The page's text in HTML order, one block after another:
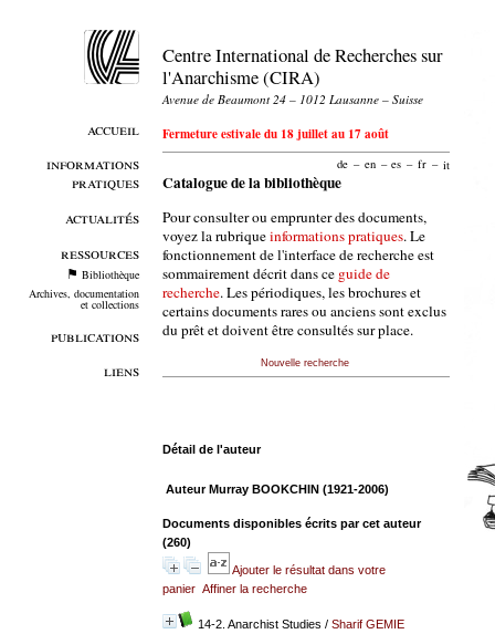
accueil
informations
pratiques
actualités
ressources
Bibliothèque
Archives, documentation
et collections
publications
liens
Centre International de Recherches sur
l'Anarchisme (CIRA)
Avenue de Beaumont 24 – 1012 Lausanne – Suisse
Fermeture estivale du 18 juillet au 17 août
de – en – es – fr – it
Catalogue de la bibliothèque
Pour consulter ou emprunter des documents,
voyez la rubriqueinformations pratiques. Le
fonctionnement de l'interface de recherche est
sommairement décrit dans ce guide de
recherche. Les périodiques, les brochures et
certains documents rares ou anciens sont exclus
du prêt et doivent être consultés sur place.
Nouvelle recherche
Détail de l'auteur
Auteur Murray BOOKCHIN (1921-2006)
Documents disponibles écrits par cet auteur
(260)
Ajouter le résultat dans votre
panier Affiner la recherche
14-2. Anarchist Studies / Sharif GEMIE